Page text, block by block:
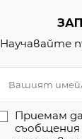
Научавайте
Приемам
съобщения